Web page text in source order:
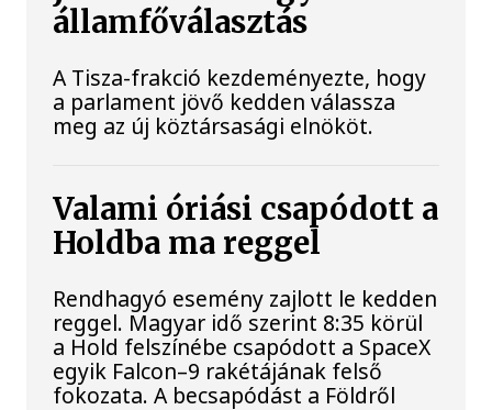
államfőválasztás
A Tisza-frakció kezdeményezte, hogy
a parlament jövő kedden válassza
meg az új köztársasági elnököt.
Valami óriási csapódott a
Holdba ma reggel
Rendhagyó esemény zajlott le kedden
reggel. Magyar idő szerint 8:35 körül
a Hold felszínébe csapódott a SpaceX
egyik Falcon–9 rakétájának felső
fokozata. A becsapódást a Földről